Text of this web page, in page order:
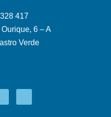
417
6 – A
Verde